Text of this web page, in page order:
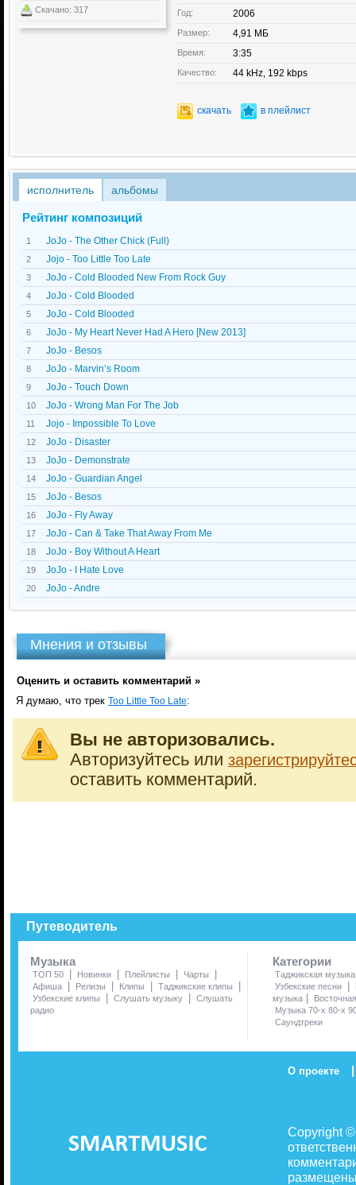
Скачано: 317 Год: 2006
Размер: 4,91 МБ
Время: 3:35
Качество: 44 kHz, 192 kbps
скачать в плейлист
исполнитель альбомы
Рейтинг композиций
1 JoJo - The Other Chick (Full)
2 Jojo - Too Little Too Late
3 JoJo - Cold Blooded New From Rock Guy
4 JoJo - Cold Blooded
5 JoJo - Cold Blooded
6 JoJo - My Heart Never Had A Hero [New 2013]
7 JoJo - Besos
8 JoJo - Marvin’s Room
9 JoJo - Touch Down
10 JoJo - Wrong Man For The Job
11 Jojo - Impossible To Love
12 JoJo - Disaster
13 JoJo - Demonstrate
14 JoJo - Guardian Angel
15 JoJo - Besos
16 JoJo - Fly Away
17 JoJo - Can & Take That Away From Me
18 JoJo - Boy Without A Heart
19 JoJo - I Hate Love
20 JoJo - Andre
Мнения и отзывы
Оценить и оставить комментарий »
Я думаю, что трек Too Little Too Late:
Вы не авторизовались.
Авторизуйтесь или
оставить комментарий.
Путеводитель
Музыка
ТОП 50 | Новинки | Плейлисты | Чарты |
Афиша | Релизы | Клипы | Таджикские клипы |
Узбекские клипы | Слушать музыку | Слушать
радио
Категории
Таджикская музыка
Узбекские песни
|
музыка |
Музыка 70-х 80-х
Саундтреки
О проекте |
Copyright
размещены